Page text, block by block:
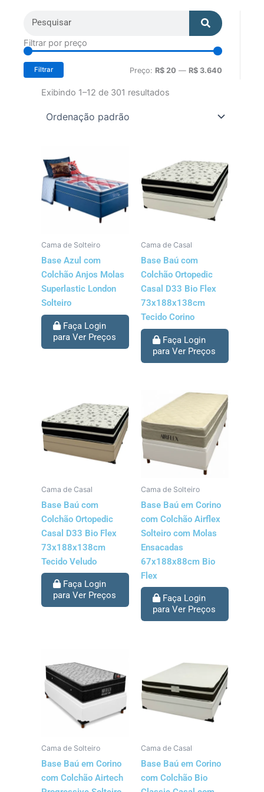
Search
Filtrar por preço
mínimo
máximo
Filtrar Preço: R$ 20 — R$ 3.640
Exibindo 1–12 de 301 resultados
Cama de Solteiro
Base Azul com
Colchão Anjos Molas
Superlastic London
Solteiro
Faça Login
para Ver Preços
Cama de Casal
Base Baú com
Colchão Ortopedic
Casal D33 Bio Flex
73x188x138cm
Tecido Corino
Faça Login
para Ver Preços
Cama de Casal
Base Baú com
Colchão Ortopedic
Casal D33 Bio Flex
73x188x138cm
Tecido Veludo
Faça Login
para Ver Preços
Cama de Solteiro
Base Baú em Corino
com Colchão Airflex
Solteiro com Molas
Ensacadas
67x188x88cm Bio
Flex
Faça Login
para Ver Preços
Cama de Solteiro
Base Baú em Corino
com Colchão Airtech
Cama de Casal
Base Baú em Corino
com Colchão Bio